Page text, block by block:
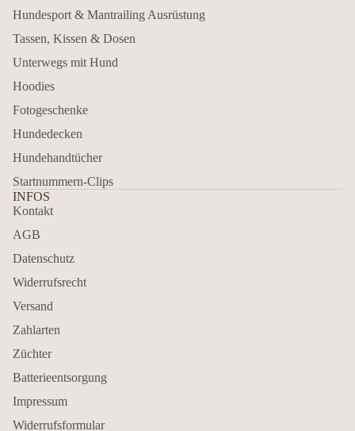
Hundesport & Mantrailing Ausrüstung
Tassen, Kissen & Dosen
Unterwegs mit Hund
Hoodies
Fotogeschenke
Hundedecken
Hundehandtücher
Startnummern-Clips
INFOS
Kontakt
AGB
Datenschutz
Widerrufsrecht
Versand
Zahlarten
Züchter
Batterieentsorgung
Impressum
Widerrufsformular